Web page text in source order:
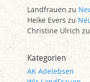
Landfrauenzu
Heike Evers zu
Christine Ulrich zu
Kategorien
AK Adelebsen